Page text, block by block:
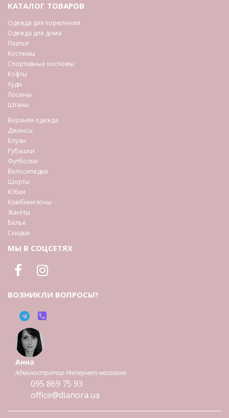
КАТАЛОГ ТОВАРОВ
Одежда для кормления
Одежда для дома
Платья
Костюмы
Спортивные костюмы
Кофты
Худи
Лосины
Штаны
Верхняя одежда
Джинсы
Блузы
Рубашки
Футболки
Велосипедки
Шорты
Юбки
Комбинезоны
Жакеты
Белье
Скидки
МЫ В СОЦСЕТЯХ
ВОЗНИКЛИ ВОПРОСЫ?
Анна
Администратор Интернет-магазина
095 869 75 93
office@dianora.ua